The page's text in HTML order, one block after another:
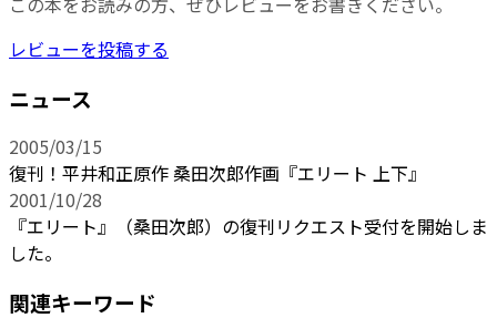
レビューを投稿する
ニュース
2005/03/15
復刊！平井和正原作 桑田次郎作画『エリート 上下』
2001/10/28
『エリート』（桑田次郎）の復刊リクエスト受付を開始しま
した。
関連キーワード